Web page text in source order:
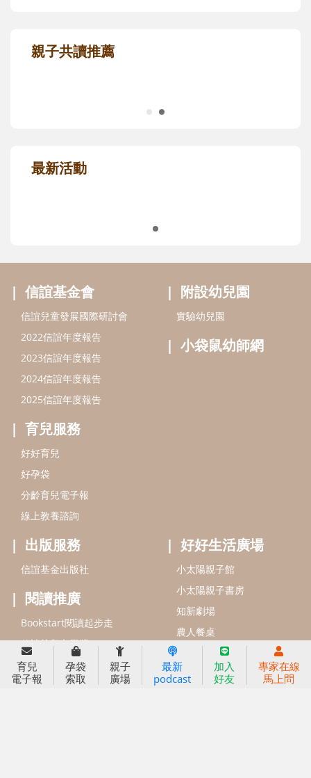
親子共讀推薦
最新活動
信誼基金會
信誼兒童發展國際研討會
2022信誼年度報告
2023信誼年度報告
2024信誼年度報告
2025信誼年度報告
育兒服務
好好育兒
好孕袋
分齡育兒電子報
線上教養諮詢
附設幼兒園
實驗幼兒園
小袋鼠幼師網
出版服務
信誼基金出版社
閱讀推廣
Bookstart閱讀起步走
信誼幼兒文學獎
信誼兒童動畫獎
小袋鼠說故事劇團
好好生活廣場
小太陽親子館
小太陽親子書房
知新劇場
農人餐桌
Green & Safe
育兒
電子報
孕袋
索取
親子
廣場
最新
podcast
加入
好友
專家在線
馬上問